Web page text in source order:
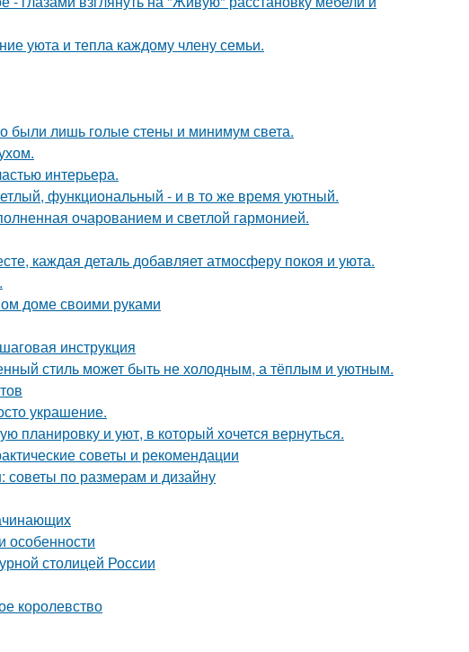
уюта и тепла каждому члену семьи.
были лишь голые стены и минимум света.
интерьера.
функциональный - и в то же время уютный.
очарованием и светлой гармонией.
каждая деталь добавляет атмосферу покоя и уюта.
доме своими руками
инструкция
стиль может быть не холодным, а тёплым и уютным.
украшение.
планировку и уют, в который хочется вернуться.
советы и рекомендации
советы по размерам и дизайну
особенности
столицей России
королевство